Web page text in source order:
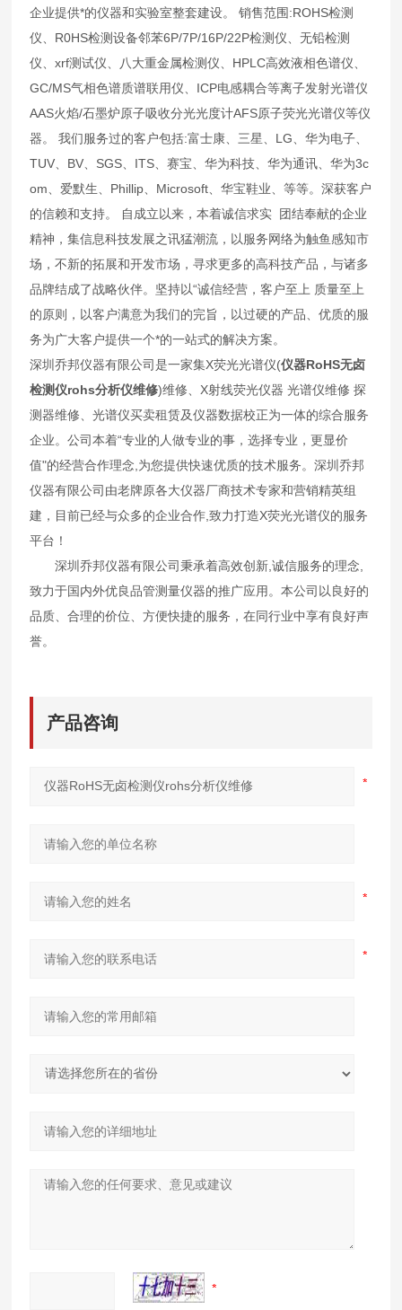
企业提供*的仪器和实验室整套建设。 销售范围:ROHS检测
仪、R0HS检测设备邻苯6P/7P/16P/22P检测仪、无铅检测
仪、xrf测试仪、八大重金属检测仪、HPLC高效液相色谱仪、
GC/MS气相色谱质谱联用仪、ICP电感耦合等离子发射光谱仪
AAS火焰/石墨炉原子吸收分光光度计AFS原子荧光光谱仪等仪
器。 我们服务过的客户包括:富士康、三星、LG、华为电子、
TUV、BV、SGS、ITS、赛宝、华为科技、华为通讯、华为3c
om、爱默生、Phillip、Microsoft、华宝鞋业、等等。深获客户
的信赖和支持。 自成立以来，本着诚信求实 团结奉献的企业
精神，集信息科技发展之讯猛潮流，以服务网络为触鱼感知市
场，不新的拓展和开发市场，寻求更多的高科技产品，与诸多
品牌结成了战略伙伴。坚持以“诚信经营，客户至上 质量至上
的原则，以客户满意为我们的完旨，以过硬的产品、优质的服
务为广大客户提供一个*的一站式的解决方案。
深圳乔邦仪器有限公司是一家集X荧光光谱仪(仪器RoHS无卤
检测仪rohs分析仪维修)维修、X射线荧光仪器 光谱仪维修 探
测器维修、光谱仪买卖租赁及仪器数据校正为一体的综合服务
企业。公司本着“专业的人做专业的事，选择专业，更显价
值"的经营合作理念,为您提供快速优质的技术服务。深圳乔邦
仪器有限公司由老牌原各大仪器厂商技术专家和营销精英组
建，目前已经与众多的企业合作,致力打造X荧光光谱仪的服务
平台！
深圳乔邦仪器有限公司秉承着高效创新,诚信服务的理念,
致力于国内外优良品管测量仪器的推广应用。本公司以良好的
品质、合理的价位、方便快捷的服务，在同行业中享有良好声
誉。
产品咨询